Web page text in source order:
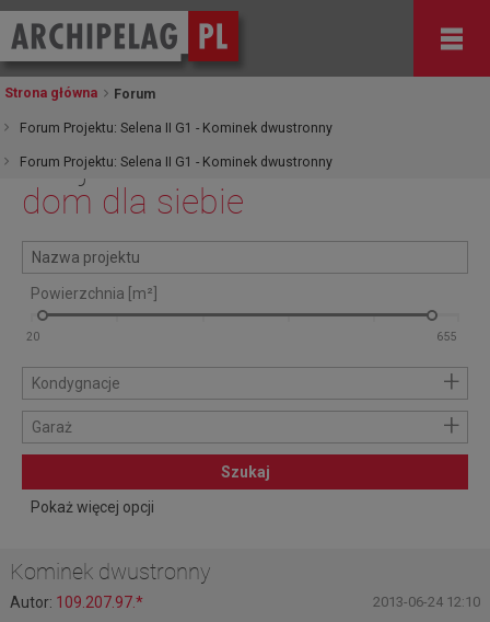
Strona główna Forum
Forum Projektu: Selena II G1 - Kominek dwustronny
Forum Projektu: Selena II G1 - Kominek dwustronny
Znajdź
dom dla siebie
Powierzchnia [m²]
Kondygnacje +
Garaż +
Szukaj
Pokaż więcej opcji
Kominek dwustronny
Autor: 109.207.97.* 2013-06-24 12:10